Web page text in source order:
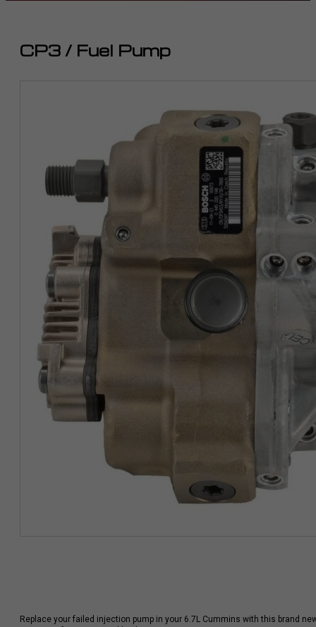
CP3 / Fuel Pump
Replace your failed injection pump in your 6.7L Cummins with this brand